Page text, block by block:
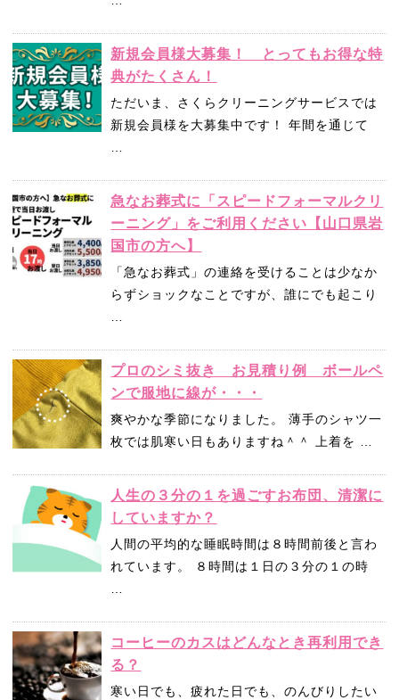
新規会員様大募集！ とってもお得な特
典がたくさん！
ただいま、さくらクリーニングサービスでは
新規会員様を大募集中です！ 年間を通じて
…
急なお葬式に「スピードフォーマルクリ
ーニング」をご利用ください【山口県岩
国市の方へ】
「急なお葬式」の連絡を受けることは少なか
らずショックなことですが、誰にでも起こり
…
プロのシミ抜き お見積り例 ボールペ
ンで服地に線が・・・
爽やかな季節になりました。 薄手のシャツ一
枚では肌寒い日もありますね＾＾ 上着を …
人生の３分の１を過ごすお布団、清潔に
していますか？
人間の平均的な睡眠時間は８時間前後と言わ
れています。 ８時間は１日の３分の１の時
…
コーヒーのカスはどんなとき再利用でき
る？
寒い日でも、疲れた日でも、のんびりしたい